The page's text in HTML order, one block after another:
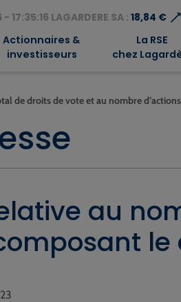
LAGARDERE SA : 18,84 €⟶
Actionnaires &
investisseurs
La RSE
chez
de droits de vote et au nombre
au